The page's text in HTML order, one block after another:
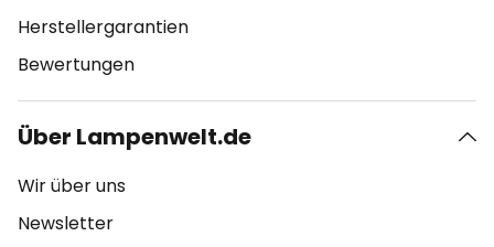
Herstellergarantien
Bewertungen
Über Lampenwelt.de
Wir über uns
Newsletter